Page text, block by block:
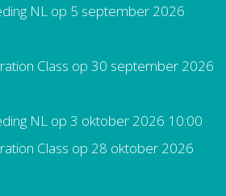
NL op 5 september 2026
Class op 30 september 2026
NL op 3 oktober 2026 10:00
Class op 28 oktober 2026